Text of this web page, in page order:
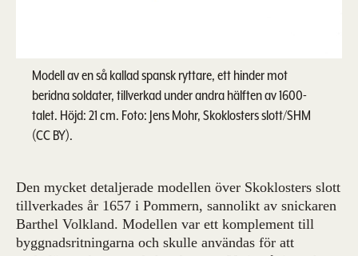
Modell av en så kallad spansk ryttare, ett hinder mot
beridna soldater, tillverkad under andra hälften av 1600-
talet. Höjd: 21 cm. Foto: Jens Mohr, Skoklosters slott/SHM
(CC BY).
Den mycket detaljerade modellen över Skoklosters slott
tillverkades år 1657 i Pommern, sannolikt av snickaren
Barthel Volkland. Modellen var ett komplement till
byggnadsritningarna och skulle användas för att